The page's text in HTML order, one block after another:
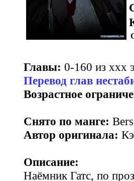
Главы: 0-160 из ххх
Перевод глав
Возрастное
Снято по манге:
Автор оригинала:
Описание:
Наёмник Гатс, по